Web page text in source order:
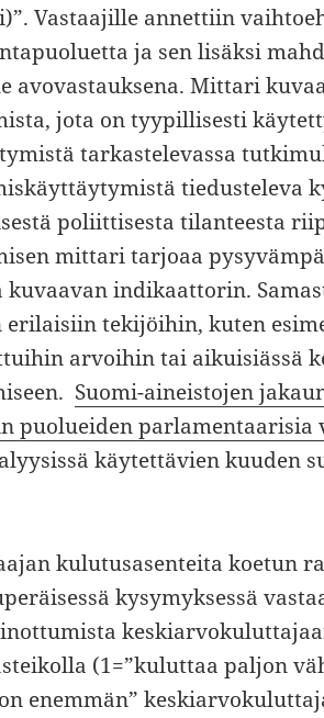
Vastaajille annettiin
ja sen lisäksi
avovastauksena. Mittari
jota on tyypillisesti
tarkastelevassa
tiedusteleva
poliittisesta tilanteesta
mittari tarjoaa
indikaattorin.
tekijöihin, kuten
arvoihin tai aikuisiässä
Suomi-aineistojen
puolueiden parlamentaarisia
käytettävien kuuden
kulutusasenteita koetun
kysymyksessä
(1=”kuluttaa paljon
enemmän”